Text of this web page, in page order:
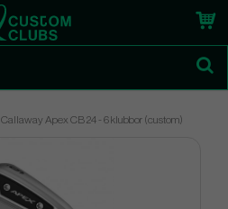
Callaway Apex CB 24 - 6 klubbor (custom)